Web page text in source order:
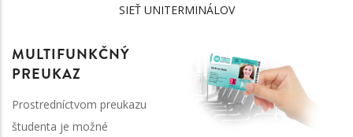
SIEŤ UNITERMINÁLOV
MULTIFUNKČNÝ
PREUKAZ
Prostredníctvom preukazu
študenta je možné